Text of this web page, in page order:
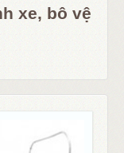
xe, bô vệ